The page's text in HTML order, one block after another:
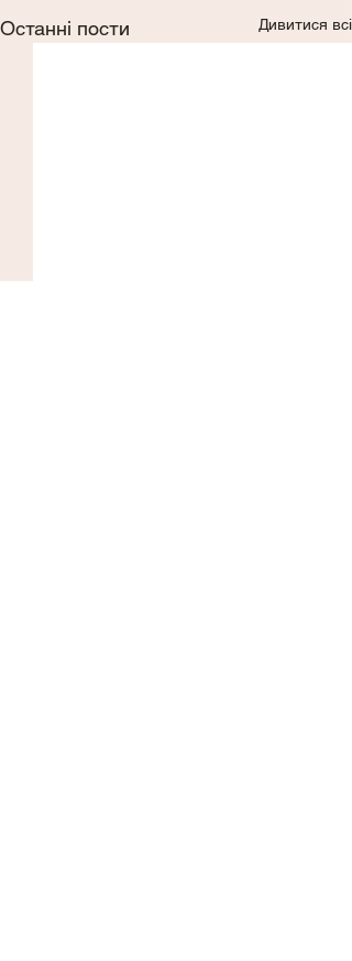
Останні пости Дивитися всі